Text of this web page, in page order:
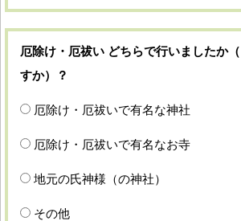
厄除け・厄祓い どちらで行いましたか
すか）？
厄除け・厄祓いで有名な神社
厄除け・厄祓いで有名なお寺
地元の氏神様（の神社）
その他